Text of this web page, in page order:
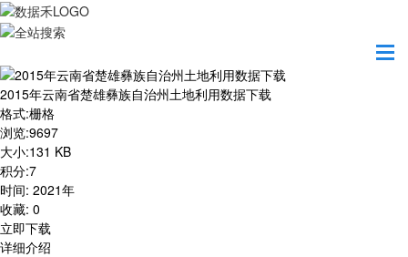
2015年云南省楚雄彝族自治州土地利用数据下载
2015年云南省楚雄彝族自治州土地利用数据下载
格式:栅格
浏览:9697
大小:131 KB
积分:7
时间: 2021年
收藏: 0
立即下载
详细介绍